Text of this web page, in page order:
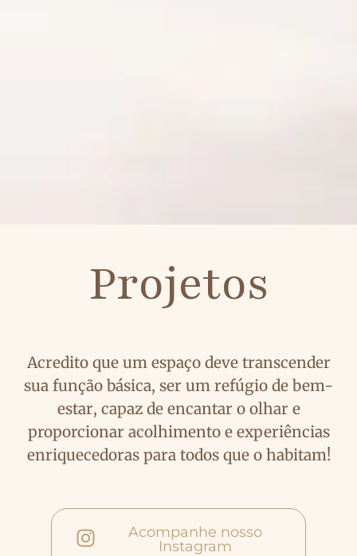
Projetos
Acredito que um espaço deve transcender
sua função básica, ser um refúgio de bem-
estar, capaz de encantar o olhar e
proporcionar acolhimento e experiências
enriquecedoras para todos que o habitam!
Acompanhe nosso
Instagram